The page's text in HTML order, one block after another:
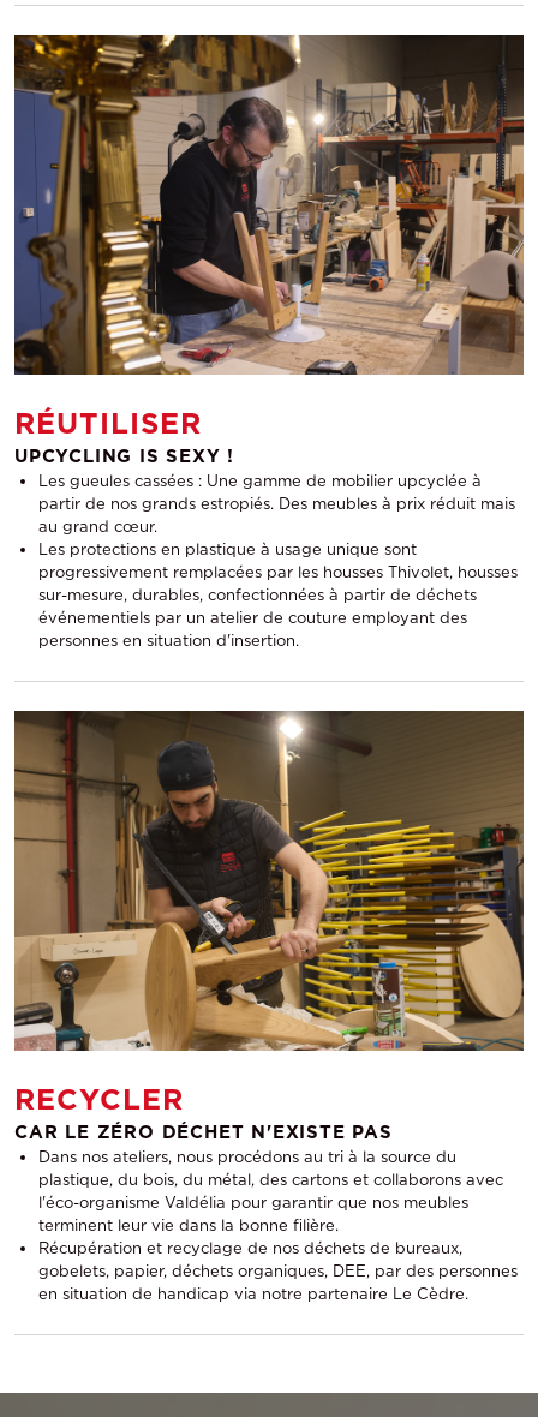
RÉUTILISER
UPCYCLING IS SEXY !
Les gueules cassées : Une gamme de mobilier upcyclée à
partir de nos grands estropiés. Des meubles à prix réduit mais
au grand cœur.
Les protections en plastique à usage unique sont
progressivement remplacées par les housses Thivolet, housses
sur-mesure, durables, confectionnées à partir de déchets
événementiels par un atelier de couture employant des
personnes en situation d'insertion.
RECYCLER
CAR LE ZÉRO DÉCHET N'EXISTE PAS
Dans nos ateliers, nous procédons au tri à la source du
plastique, du bois, du métal, des cartons et collaborons avec
l'éco-organisme Valdélia pour garantir que nos meubles
terminent leur vie dans la bonne filière.
Récupération et recyclage de nos déchets de bureaux,
gobelets, papier, déchets organiques, DEE, par des personnes
en situation de handicap via notre partenaire Le Cèdre.